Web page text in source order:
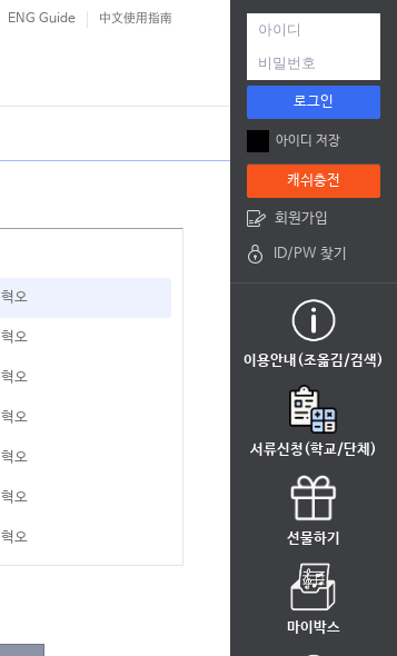
ENG Guide 中文使用指南
혁오
혁오
혁오
혁오
혁오
혁오
혁오
로그인
아이디 저장
캐쉬충전
회원가입
ID/PW 찾기
이용안내(조옮김/검색)
서류신청(학교/단체)
선물하기
마이박스